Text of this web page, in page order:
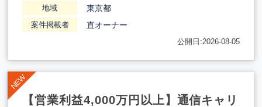
地域 東京都
案件掲載者 直オーナー
公開日:2026-08-05
【営業利益4,000万円以上】通信キャリ